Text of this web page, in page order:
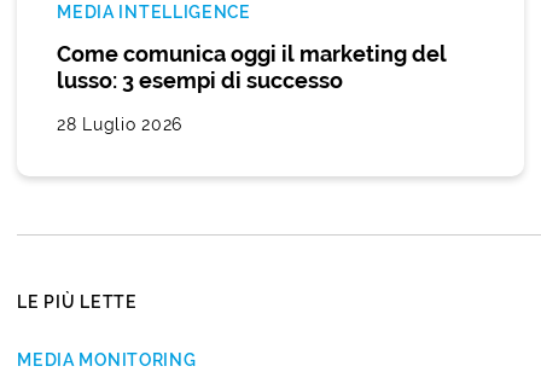
MEDIA INTELLIGENCE
Come comunica oggi il marketing del
lusso: 3 esempi di successo
28 Luglio 2026
LE PIÙ LETTE
MEDIA MONITORING